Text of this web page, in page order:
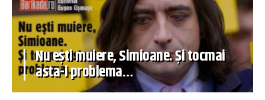
Nu ești muiere, Simioane. Și tocmai
asta-i problema…